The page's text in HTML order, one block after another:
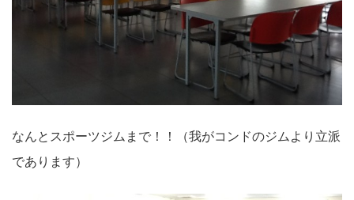
なんとスポーツジムまで！！（我がコンドのジムより立派
であります）